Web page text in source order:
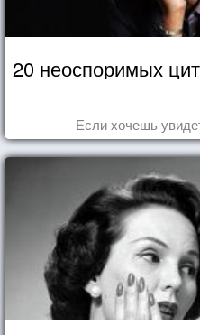
20 неоспоримых
Если хочешь